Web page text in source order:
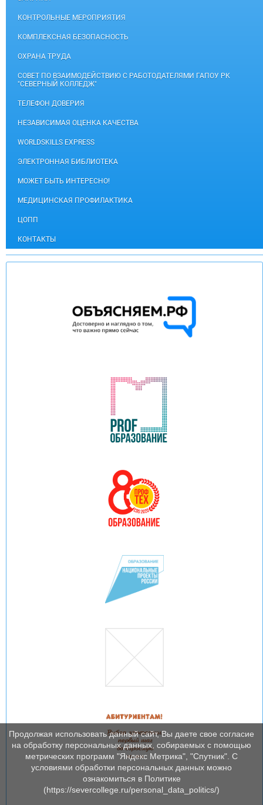
КОНТРОЛЬНЫЕ МЕРОПРИЯТИЯ
КОМПЛЕКСНАЯ БЕЗОПАСНОСТЬ
ОХРАНА ТРУДА
СОВЕТ ПО ВЗАИМОДЕЙСТВИЮ С РАБОТОДАТЕЛЯМИ ГАПОУ РК
"СЕВЕРНЫЙ КОЛЛЕДЖ"
ТЕЛЕФОН ДОВЕРИЯ
НЕЗАВИСИМАЯ ОЦЕНКА КАЧЕСТВА
WORLDSKILLS EXPRESS
ЭЛЕКТРОННАЯ БИБЛИОТЕКА
МОЖЕТ БЫТЬ ИНТЕРЕСНО!
МЕДИЦИНСКАЯ ПРОФИЛАКТИКА
ЦОПП
КОНТАКТЫ
Продолжая использовать данный сайт, Вы даете свое согласие
на обработку персональных данных, собираемых с помощью
метрических программ "Яндекс Метрика", "Спутник". С
условиями обработки персональных данных можно
ознакомиться в Политике
(https://severcollege.ru/personal_data_politics/)